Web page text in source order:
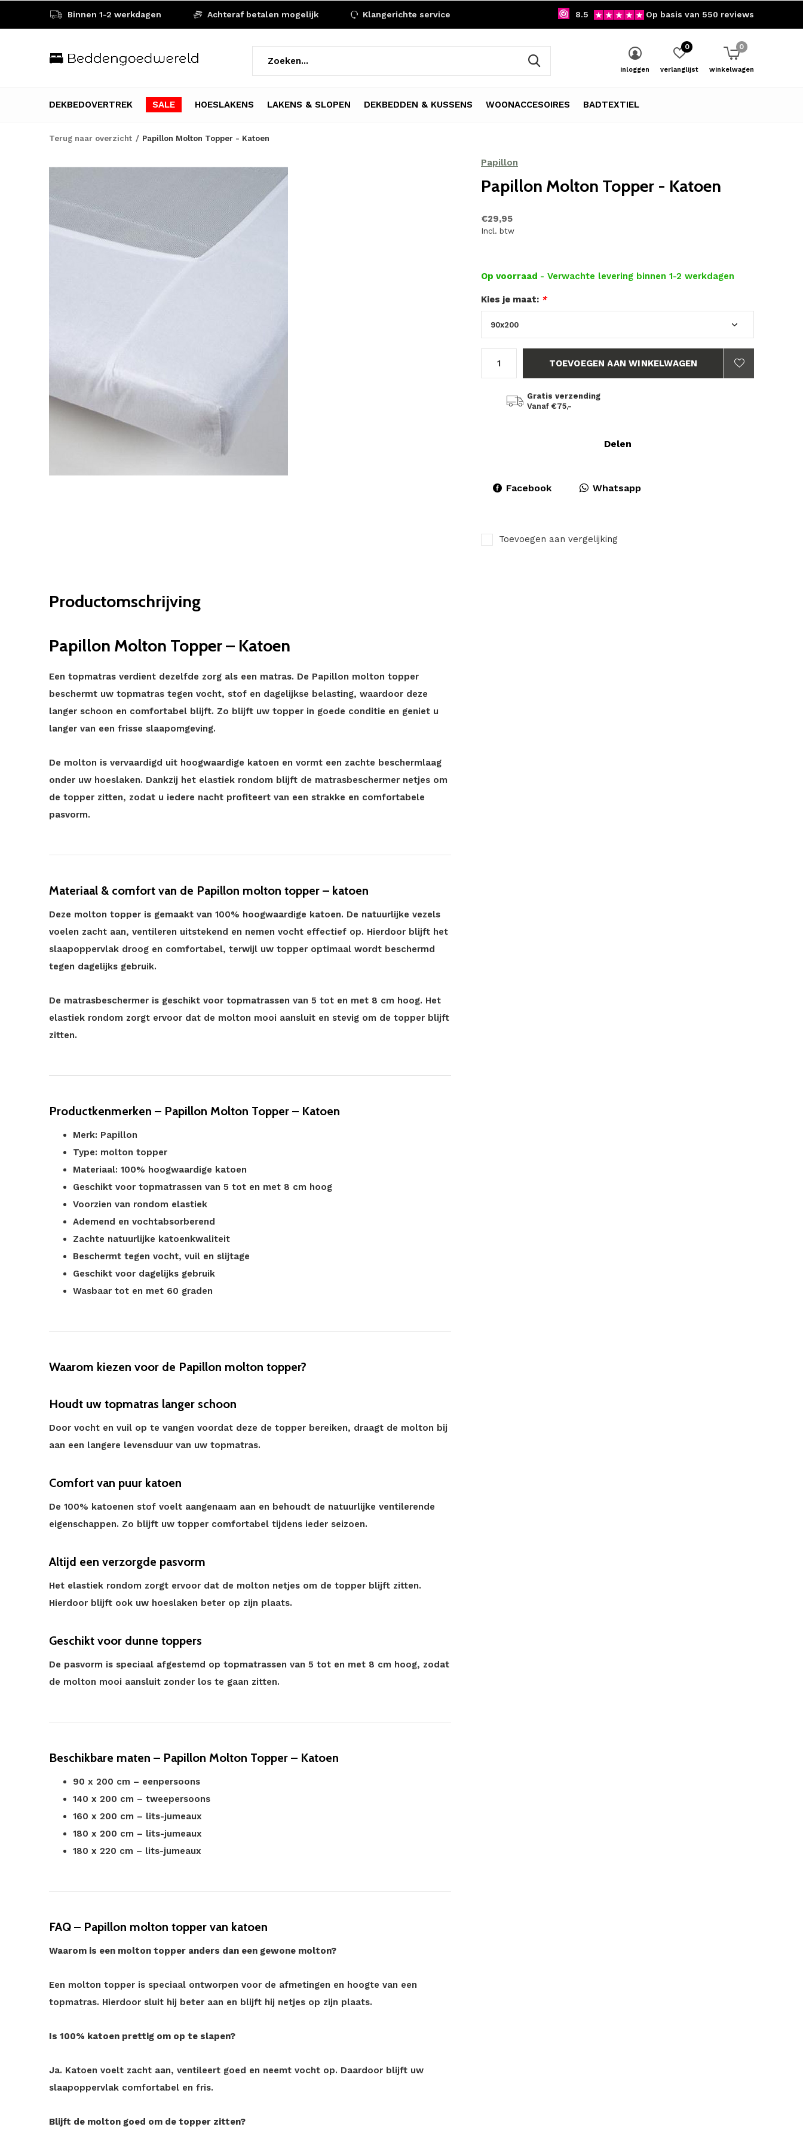
DEKBEDOVERTREK SALE HOESLAKENS LAKENS & SLOPEN DEKBEDDEN & KUSSENS WOONACCESOIRES BADTEXTIEL
inloggen verlanglijst
0
winkelwagen
0
Binnen 1-2 werkdagen Achteraf betalen mogelijk Klangerichte service 8.5 Op basis van 550 reviews
Terug naar overzicht Papillon Molton Topper - Katoen
Papillon
Papillon Molton Topper - Katoen
€29,95
Incl. btw
Op voorraad - Verwachte levering binnen 1-2 werkdagen
Kies je maat: *
TOEVOEGEN AAN WINKELWAGEN
Gratis verzending
Vanaf €75,-
Delen
Facebook Whatsapp
Toevoegen aan vergelijking
Productomschrijving
Papillon Molton Topper – Katoen
Een topmatras verdient dezelfde zorg als een matras. De Papillon molton topper
beschermt uw topmatras tegen vocht, stof en dagelijkse belasting, waardoor deze
langer schoon en comfortabel blijft. Zo blijft uw topper in goede conditie en geniet u
langer van een frisse slaapomgeving.
De molton is vervaardigd uit hoogwaardige katoen en vormt een zachte beschermlaag
onder uw hoeslaken. Dankzij het elastiek rondom blijft de matrasbeschermer netjes om
de topper zitten, zodat u iedere nacht profiteert van een strakke en comfortabele
pasvorm.
Materiaal & comfort van de Papillon molton topper – katoen
Deze molton topper is gemaakt van 100% hoogwaardige katoen. De natuurlijke vezels
voelen zacht aan, ventileren uitstekend en nemen vocht effectief op. Hierdoor blijft het
slaapoppervlak droog en comfortabel, terwijl uw topper optimaal wordt beschermd
tegen dagelijks gebruik.
De matrasbeschermer is geschikt voor topmatrassen van 5 tot en met 8 cm hoog. Het
elastiek rondom zorgt ervoor dat de molton mooi aansluit en stevig om de topper blijft
zitten.
Productkenmerken – Papillon Molton Topper – Katoen
Merk: Papillon
Type: molton topper
Materiaal: 100% hoogwaardige katoen
Geschikt voor topmatrassen van 5 tot en met 8 cm hoog
Voorzien van rondom elastiek
Ademend en vochtabsorberend
Zachte natuurlijke katoenkwaliteit
Beschermt tegen vocht, vuil en slijtage
Geschikt voor dagelijks gebruik
Wasbaar tot en met 60 graden
Waarom kiezen voor de Papillon molton topper?
Houdt uw topmatras langer schoon
Door vocht en vuil op te vangen voordat deze de topper bereiken, draagt de molton bij
aan een langere levensduur van uw topmatras.
Comfort van puur katoen
De 100% katoenen stof voelt aangenaam aan en behoudt de natuurlijke ventilerende
eigenschappen. Zo blijft uw topper comfortabel tijdens ieder seizoen.
Altijd een verzorgde pasvorm
Het elastiek rondom zorgt ervoor dat de molton netjes om de topper blijft zitten.
Hierdoor blijft ook uw hoeslaken beter op zijn plaats.
Geschikt voor dunne toppers
De pasvorm is speciaal afgestemd op topmatrassen van 5 tot en met 8 cm hoog, zodat
de molton mooi aansluit zonder los te gaan zitten.
Beschikbare maten – Papillon Molton Topper – Katoen
90 x 200 cm – eenpersoons
140 x 200 cm – tweepersoons
160 x 200 cm – lits-jumeaux
180 x 200 cm – lits-jumeaux
180 x 220 cm – lits-jumeaux
FAQ – Papillon molton topper van katoen
Waarom is een molton topper anders dan een gewone molton?
Een molton topper is speciaal ontworpen voor de afmetingen en hoogte van een
topmatras. Hierdoor sluit hij beter aan en blijft hij netjes op zijn plaats.
Is 100% katoen prettig om op te slapen?
Ja. Katoen voelt zacht aan, ventileert goed en neemt vocht op. Daardoor blijft uw
slaapoppervlak comfortabel en fris.
Blijft de molton goed om de topper zitten?